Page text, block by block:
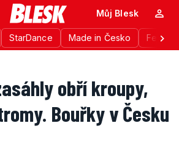
StarDance Made in Česko
Můj Blesk
obří kroupy,
Bouřky v Česku